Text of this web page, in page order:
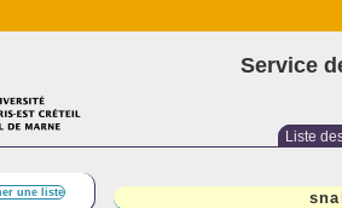
Service
Liste